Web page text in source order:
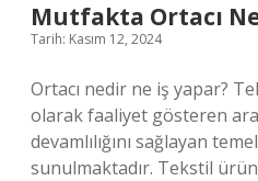
Mutfakta Ortacı
Tarih: Kasım 12, 2024
Ortacı nedir ne iş yapar?
olarak faaliyet gösteren
devamlılığını sağlayan
sunulmaktadır. Tekstil